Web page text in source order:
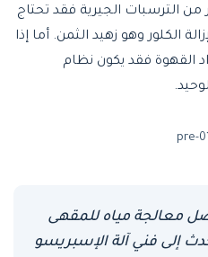
من الترسبات الجيرية فقد تحتاج
الكلور وهو زهيد الثمن. أما إذا
القهوة فقد يكون نظام
معالجة مياه للمقهى
إلى فني آلة الإسبريسو